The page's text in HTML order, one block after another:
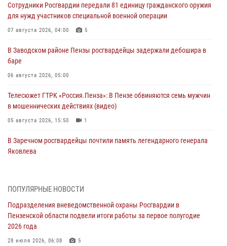
Сотрудники Росгвардии передали 81 единицу гражданского оружия
для нужд участников специальной военной операции
07 августа 2026, 04:00 5
В Заводском районе Пензы росгвардейцы задержали дебошира в
баре
06 августа 2026, 05:00
Телесюжет ГТРК «Россия.Пенза»: В Пензе обвиняются семь мужчин
в мошеннических действиях (видео)
05 августа 2026, 15:50 1
В Заречном росгвардейцы почтили память легендарного генерала
Яковлева
Сотрудники пензенского ОМОН «Страж» познакомили участников
05 августа 2026, 06:15
В Пензе сотрудники Росгвардии оказали помощь
дезориентированному пенсионеру
ПОПУЛЯРНЫЕ НОВОСТИ
Подразделения вневедомственной охраны Росгвардии в
Пензенской области подвели итоги работы за первое полугодие
2026 года
28 июля 2026, 06:08 5